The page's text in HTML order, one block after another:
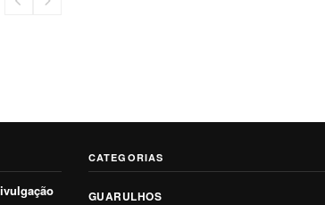
CATEGORIAS
GUARULHOS